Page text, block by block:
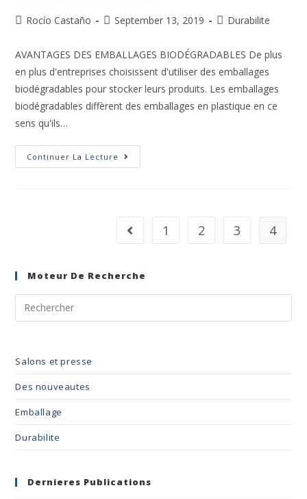
Rocío Castaño September 13, 2019 Durabilite
AVANTAGES DES EMBALLAGES BIODÉGRADABLES De plus
en plus d'entreprises choisissent d'utiliser des emballages
biodégradables pour stocker leurs produits. Les emballages
biodégradables diffèrent des emballages en plastique en ce
sens qu'ils…
Continuer La Lecture
1 2 3 4
Moteur De Recherche
Salons et presse
Des nouveautes
Emballage
Durabilite
Dernieres Publications